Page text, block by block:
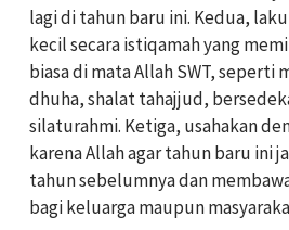
lagi di tahun baru ini. Kedua,
kecil secara istiqamah yang
biasa di mata Allah SWT, seperti
dhuha, shalat tahajjud,
silaturahmi. Ketiga, usahakan
karena Allah agar tahun baru ini
tahun sebelumnya dan
bagi keluarga maupun